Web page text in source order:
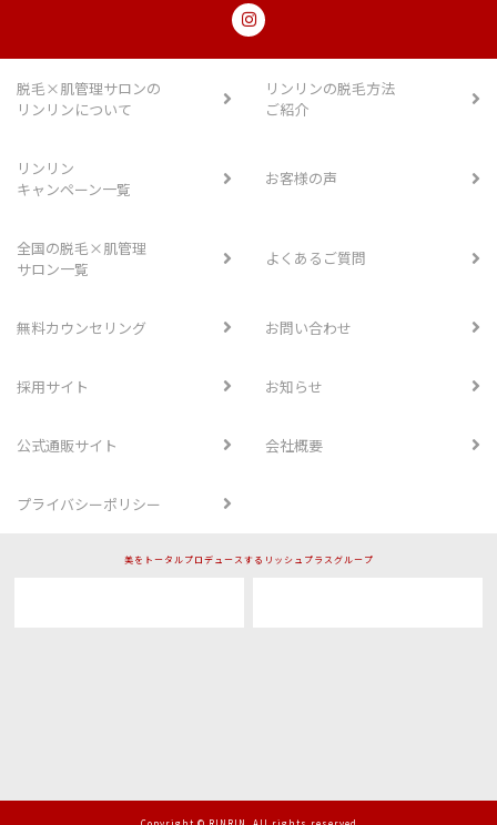
脱毛×肌管理サロンの
リンリンについて
リンリンの脱毛方法
ご紹介
リンリン
キャンペーン一覧
お客様の声
全国の脱毛×肌管理
サロン一覧
よくあるご質問
無料カウンセリング お問い合わせ
採用サイト お知らせ
公式通販サイト 会社概要
プライバシーポリシー
美をトータルプロデュースするリッシュプラスグループ